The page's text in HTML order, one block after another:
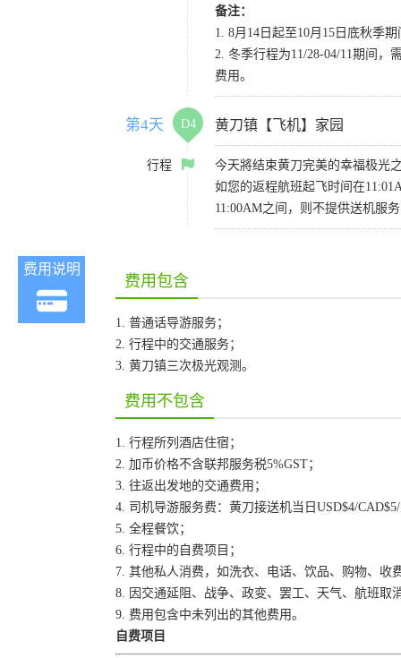
备注：
1. 8月14日起至10月15日底秋季
2. 冬季行程为11/28-04/11期间，
费用。
第4天 D4 黄刀镇【飞机】家园
行程
今天將结束黄刀完美的幸福极光
如您的返程航班起飞时间在
11:00AM之间，则不提供送机服
费用说明
费用包含
1. 普通话导游服务；
2. 行程中的交通服务；
3. 黄刀镇三次极光观测。
费用不包含
1. 行程所列酒店住宿；
2. 加币价格不含联邦服务税5%GST；
3. 往返出发地的交通费用；
4. 司机导游服务费：黄刀接送机当日USD$4/
5. 全程餐饮；
6. 行程中的自费项目；
7. 其他私人消费，如洗衣、电话、饮品、购物、收
8. 因交通延阻、战争、政变、罢工、天气、航班取
9. 费用包含中未列出的其他费用。
自费项目